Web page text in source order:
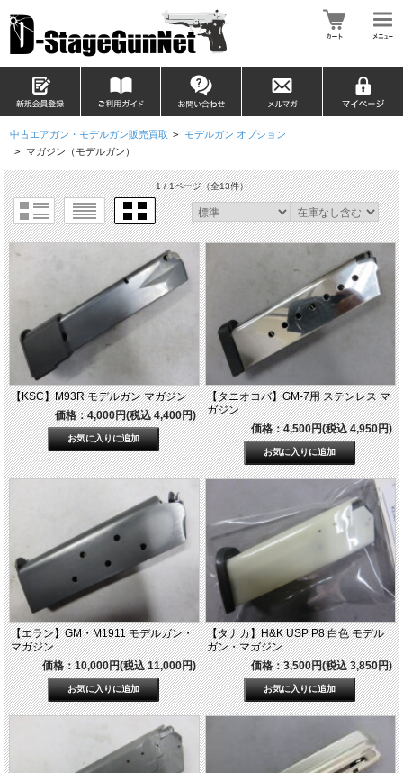
中古エアガン・モデルガン販売買取 > モデルガン オプション
> マガジン（モデルガン）
1 / 1ページ（全13件）
【KSC】M93R モデルガン マガジン
価格：4,000円(税込 4,400円)
【タニオコバ】GM-7用 ステンレス マ
ガジン
価格：4,500円(税込 4,950円)
【エラン】GM・M1911 モデルガン・
マガジン
価格：10,000円(税込 11,000円)
【タナカ】H&K USP P8 白色 モデル
ガン・マガジン
価格：3,500円(税込 3,850円)